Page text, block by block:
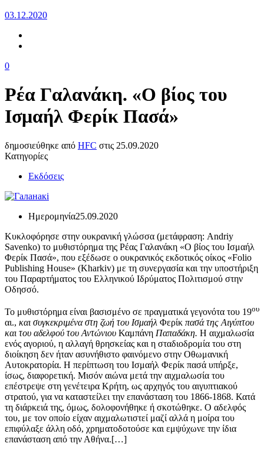
03.12.2020
0
Ρέα Γαλανάκη. «Ο βίος του
Ισμαήλ Φερίκ Πασά»
δημοσιεύθηκε από HFC στις 25.09.2020
Κατηγορίες
Εκδόσεις
Ημερομηνία25.09.2020
Κυκλοφόρησε στην ουκρανική γλώσσα (μετάφραση: Andriy
Savenko) το μυθιστόρημα της Ρέας Γαλανάκη «Ο βίος του Ισμαήλ
Φερίκ Πασά», που εξέδωσε ο ουκρανικός εκδοτικός οίκος «Folio
Publishing House» (Kharkiv) με τη συνεργασία και την υποστήριξη
του Παραρτήματος του Ελληνικού Ιδρύματος Πολιτισμού στην
Οδησσό.
Το μυθιστόρημα είναι βασισμένο σε πραγματικά γεγονότα του 19ου
αι., και συγκεκριμένα στη ζωή του Ισμαήλ Φερίκ πασά της Αιγύπτου
και του αδελφού του Αντώνιου Καμπάνη Παπαδάκη. Η αιχμαλωσία
ενός αγοριού, η αλλαγή θρησκείας και η σταδιοδρομία του στη
διοίκηση δεν ήταν ασυνήθιστο φαινόμενο στην Οθωμανική
Αυτοκρατορία. Η περίπτωση του Ισμαήλ Φερίκ πασά υπήρξε,
ίσως, διαφορετική. Μισόν αιώνα μετά την αιχμαλωσία του
επέστρεψε στη γενέτειρα Κρήτη, ως αρχηγός του αιγυπτιακού
στρατού, για να καταστείλει την επανάσταση του 1866-1868. Κατά
τη διάρκειά της, όμως, δολοφονήθηκε ή σκοτώθηκε. Ο αδελφός
του, με τον οποίο είχαν αιχμαλωτιστεί μαζί αλλά η μοίρα του
επιφύλαξε άλλη οδό, χρηματοδοτούσε και εμψύχωνε την ίδια
επανάσταση από την Αθήνα.[…]